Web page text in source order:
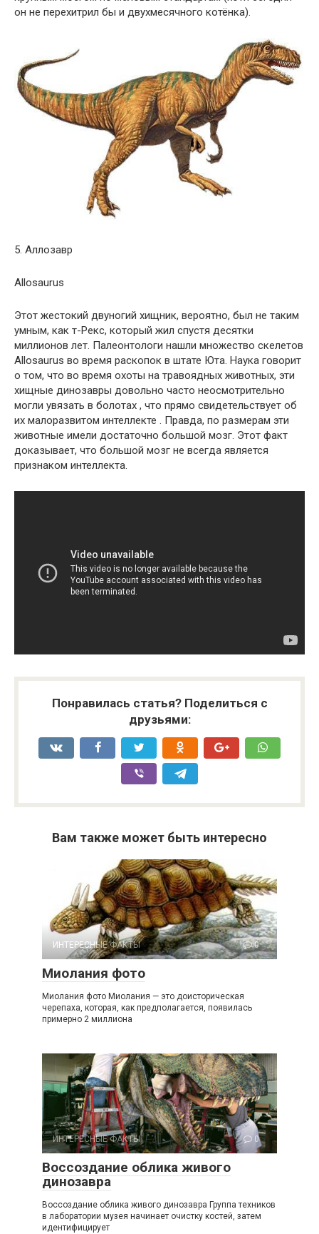
он не перехитрил бы и двухмесячного котёнка).
5. Аллозавр
Аllosaurus
Этот жестокий двуногий хищник, вероятно, был не таким
умным, как т-Рекс, который жил спустя десятки
миллионов лет. Палеонтологи нашли множество скелетов
Allosaurus во время раскопок в штате Юта. Наука говорит
о том, что во время охоты на травоядных животных, эти
хищные динозавры довольно часто неосмотрительно
могли увязать в болотах , что прямо свидетельствует об
их малоразвитом интеллекте . Правда, по размерам эти
животные имели достаточно большой мозг. Этот факт
доказывает, что большой мозг не всегда является
признаком интеллекта.
Понравилась статья? Поделиться с
друзьями:
Вам также может быть интересно
ИНТЕРЕСНЫЕ ФАКТЫ 0
Миолания фото
Миолания фото Миолания — это доисторическая
черепаха, которая, как предполагается, появилась
примерно 2 миллиона
ИНТЕРЕСНЫЕ ФАКТЫ 0
Воссоздание облика живого
динозавра
Воссоздание облика живого динозавра Группа техников
в лаборатории музея начинает очистку костей, затем
идентифицирует